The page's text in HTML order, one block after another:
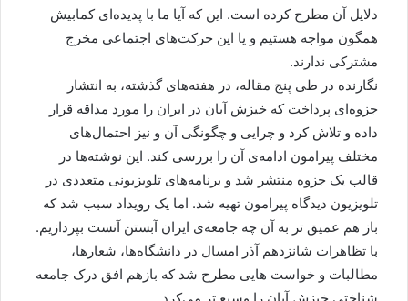
دلایل آن مطرح کرده است. این که آیا ما با پدیده‌ای کمابیش
همگون مواجه هستیم و یا این حرکت‌های اجتماعی مخرج
مشترکی ندارند.
نگارنده در طی پنج مقاله، در هفته‌های گذشته، به انتشار
جزوه‌ای پرداخت که خیزش آبان در ایران را مورد مداقه قرار
داده و تلاش کرد و چرایی و چگونگی آن و نیز احتمال‌های
مختلف پیرامون ادامه‌ی آن را بررسی کند. این نوشته‌ها در
قالب یک جزوه منتشر شد و برنامه‌های تلویزیونی متعددی در
تلویزیون دیدگاه پیرامون تهیه شد. اما یک رویداد سبب شد که
باز هم عمیق تر به آن چه جامعه‌ی ایران آبستن آنست بپردازیم.
با تظاهرات شانزدهم آذر امسال در دانشگاه‌ها، شعارها،
مطالبات و خواست هایی مطرح شد که بازهم افق درک جامعه
شناختی خیزش آبان را وسیع تر می‌کرد.